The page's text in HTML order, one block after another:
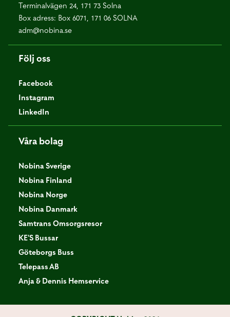
Terminalvägen 24, 171 73 Solna
Box adress: Box 6071, 171 06 SOLNA
adm@nobina.se
Följ oss
Facebook
Instagram
LinkedIn
Våra bolag
Nobina Sverige
Nobina Finland
Nobina Norge
Nobina Danmark
Samtrans Omsorgsresor
KE'S Bussar
Göteborgs Buss
Telepass AB
Anja & Dennis Hemservice